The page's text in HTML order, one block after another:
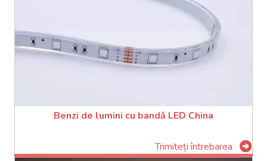
Benzi de lumini cu bandă LED China
Trimiteți întrebarea